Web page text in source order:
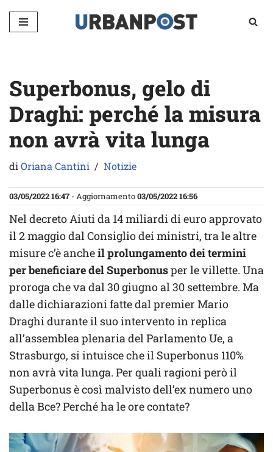
Vai
Superbonus, gelo di
Draghi: perché la misura
non avrà vita lunga
diOriana Cantini Notizie
03/05/2022 16:47 - Aggiornamento03/05/2022 16:56
Nel decreto Aiuti da 14 miliardi di euro approvato
il 2 maggio dal Consiglio dei ministri, tra le altre
misure c’è ancheil prolungamento dei termini
per beneficiare del Superbonusper le villette. Una
proroga che va dal 30 giugno al 30 settembre. Ma
dalle dichiarazioni fatte dal premier Mario
Draghi durante il suo intervento in replica
all’assemblea plenaria del Parlamento Ue, a
Strasburgo, si intuisce che il Superbonus 110%
non avrà vita lunga. Per quali ragioni però il
Superbonus è così malvisto dell’ex numero uno
della Bce? Perché ha le ore contate?